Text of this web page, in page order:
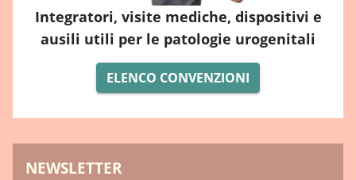
Integratori, visite mediche, dispositivi e
ausili utili per le patologie urogenitali
ELENCO CONVENZIONI
NEWSLETTER